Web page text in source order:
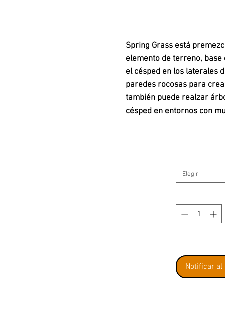
Spring Grass está
elemento de terreno,
el césped en los laterales
paredes rocosas para
también puede realzar
césped en entornos con
Elegir
Notificar